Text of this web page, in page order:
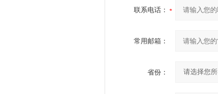
联系电话：
常用邮箱：
省份：